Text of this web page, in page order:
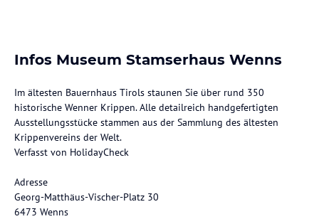
Infos Museum Stamserhaus Wenns
Im ältesten Bauernhaus Tirols staunen Sie über rund 350
historische Wenner Krippen. Alle detailreich handgefertigten
Ausstellungsstücke stammen aus der Sammlung des ältesten
Krippenvereins der Welt.
Verfasst von HolidayCheck
Adresse
Georg-Matthäus-Vischer-Platz 30
6473 Wenns